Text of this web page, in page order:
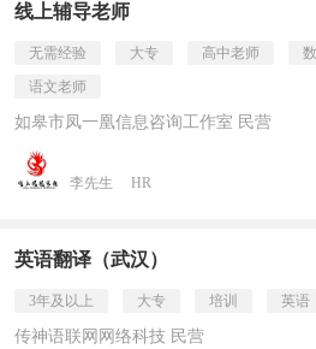
线上辅导老师
无需经验 大专 高中老师
语文老师
如皋市凤一凰信息咨询工作室 民营
李先生 HR
英语翻译（武汉）
3年及以上 大专 培训 英语
传神语联网网络科技 民营